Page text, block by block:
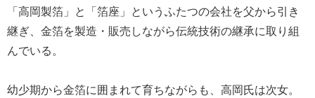
「高岡製箔」と「箔座」というふたつの会社を父から引き
継ぎ、金箔を製造・販売しながら伝統技術の継承に取り組
んでいる。
幼少期から金箔に囲まれて育ちながらも、高岡氏は次女。